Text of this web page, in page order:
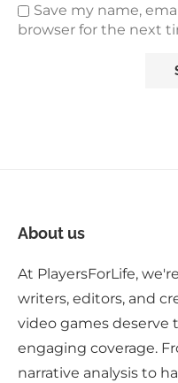
Save my name,
browser for the next
About us
At PlayersForLife,
writers, editors, and
video games deserve
engaging coverage.
narrative analysis to